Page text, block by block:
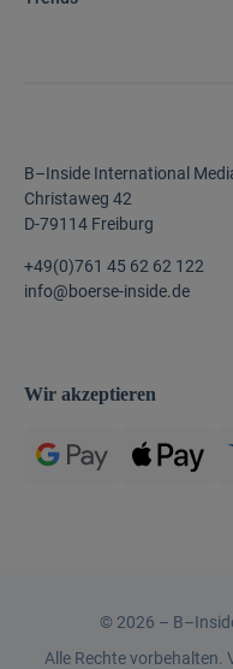
B–Inside International
Christaweg 42
D-79114 Freiburg
+49(0)761 45 62 62 122
info@boerse-inside.de
Wir akzeptieren
© 2026 –
Alle Rechte vorbehalten.